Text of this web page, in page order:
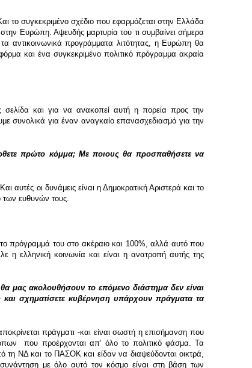
το συγκεκριμένο σχέδιο που εφαρμόζεται στην Ελλάδα
Ευρώπη. Αψευδής μαρτυρία του τι συμβαίνει σήμερα
αντικοινωνικά προγράμματα λιτότητας, η Ευρώπη θα
και ένα συγκεκριμένο πολιτικό πρόγραμμα ακραία
και για να ανακοπεί αυτή η πορεία προς την
συνολικά για έναν αναγκαίο επανασχεδιασμό για την
πρώτο κόμμα; Με ποιους θα προσπαθήσετε να
αυτές οι δυνάμεις είναι η Δημοκρατική Αριστερά και το
των ευθυνών τους.
πρόγραμμά του στο ακέραιο και 100%, αλλά αυτό που
η ελληνική κοινωνία και είναι η ανατροπή αυτής της
μας ακολουθήσουν το επόμενο διάστημα δεν είναι
και σχηματίσετε κυβέρνηση υπάρχουν πράγματα τα
πράγματι -και είναι σωστή η επισήμανση που
που προέρχονται απʼ όλο το πολιτικό φάσμα. Τα
τη ΝΔ και το ΠΑΣΟΚ και είδαν να διαψεύδονται οικτρά,
με όλο αυτό τον κόσμο είναι στη βάση των